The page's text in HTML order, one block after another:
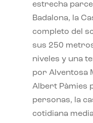
estrecha
Badalona, la
completo del
sus 250
niveles y una
por Alventosa
Albert Pàmies
personas, la
cotidiana